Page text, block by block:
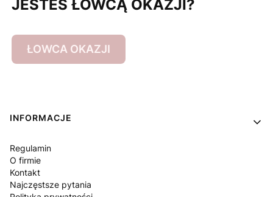
JESTEŚ ŁOWCĄ OKAZJI?
ŁOWCA OKAZJI
Linki w stopce
INFORMACJE
Regulamin
O firmie
Kontakt
Najczęstsze pytania